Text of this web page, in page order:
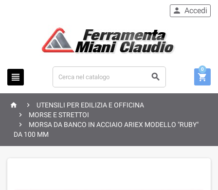
 
 Accedi

0
 
UTENSILI PER EDILIZIA E OFFICINA

MORSE E STRETTOI

MORSA DA BANCO IN ACCIAIO ARIEX MODELLO "RUBY"
DA 100 MM